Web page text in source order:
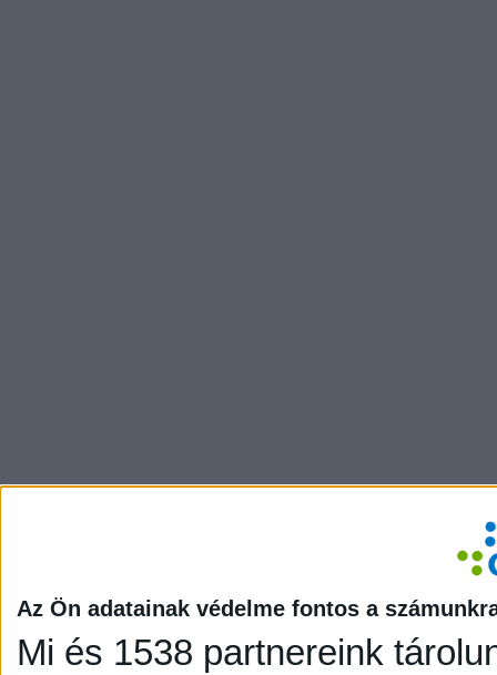
Az Ön adatainak védelme fontos a
Mi és 1538 partnereink